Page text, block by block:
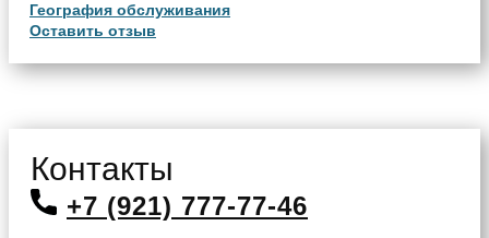
География обслуживания
Оставить отзыв
Контакты
+7 (921) 777-77-46